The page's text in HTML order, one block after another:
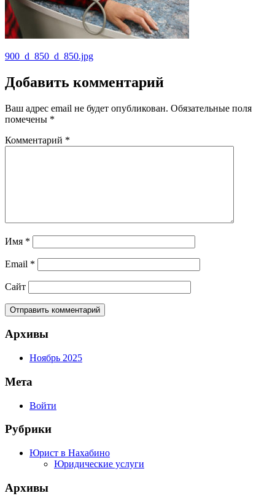
Навигация
по
записям
900_d_850_d_850.jpg
Добавить комментарий
Ваш адрес email не будет опубликован. Обязательные поля
помечены *
Комментарий *
Имя *
Email *
Сайт
Архивы
Ноябрь 2025
Мета
Войти
Рубрики
Юрист в Нахабино
Юридические услуги
Архивы